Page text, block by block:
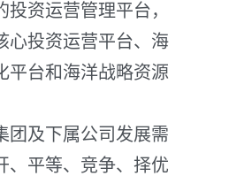
资运营管理平台，
心投资运营平台、海
平台和海洋战略资源
及下属公司发展需
、平等、竞争、择优